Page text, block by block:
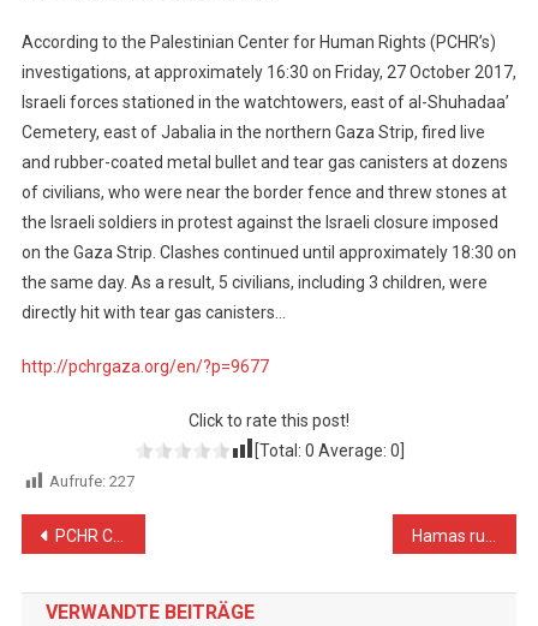
According to the Palestinian Center for Human Rights (PCHR’s)
investigations, at approximately 16:30 on Friday, 27 October 2017,
Israeli forces stationed in the watchtowers, east of al-Shuhadaa’
Cemetery, east of Jabalia in the northern Gaza Strip, fired live
and rubber-coated metal bullet and tear gas canisters at dozens
of civilians, who were near the border fence and threw stones at
the Israeli soldiers in protest against the Israeli closure imposed
on the Gaza Strip. Clashes continued until approximately 18:30 on
the same day. As a result, 5 civilians, including 3 children, were
directly hit with tear gas canisters…
http://pchrgaza.org/en/?p=9677
Click to rate this post!
[Total: 0 Average: 0
Aufrufe: 227
Beitragsnavigation
PCHR Condemns Attempted Assassination of Chief of Internal Security Services in Gaza Hamas ruft zu Stopp des israelischen Siedlungsbaus auf
VERWANDTE BEITRÄGE